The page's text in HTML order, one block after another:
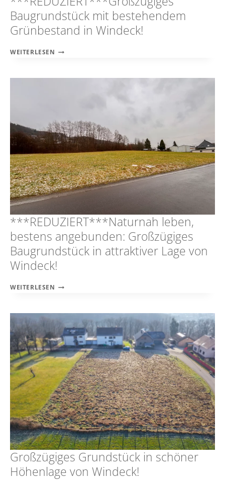
Baugrundstück mit bestehendem
Grünbestand in Windeck!
WEITERLESEN ***REDUZIERT***GROSSZÜGIGES B
ESTEHENDEM G
***REDUZIERT***Naturnah leben,
bestens angebunden: Großzügiges
Baugrundstück in attraktiver Lage von
Windeck!
WEITERLESEN ***REDUZIERT***NATURNAH
ANGEBUNDEN:
GROSSZÜGIGES B
AUGRUNDSTÜCK I
N A
TTRAKTIVER L
AGE V
ON W
INDECK!
Großzügiges Grundstück in schöner
Höhenlage von Windeck!